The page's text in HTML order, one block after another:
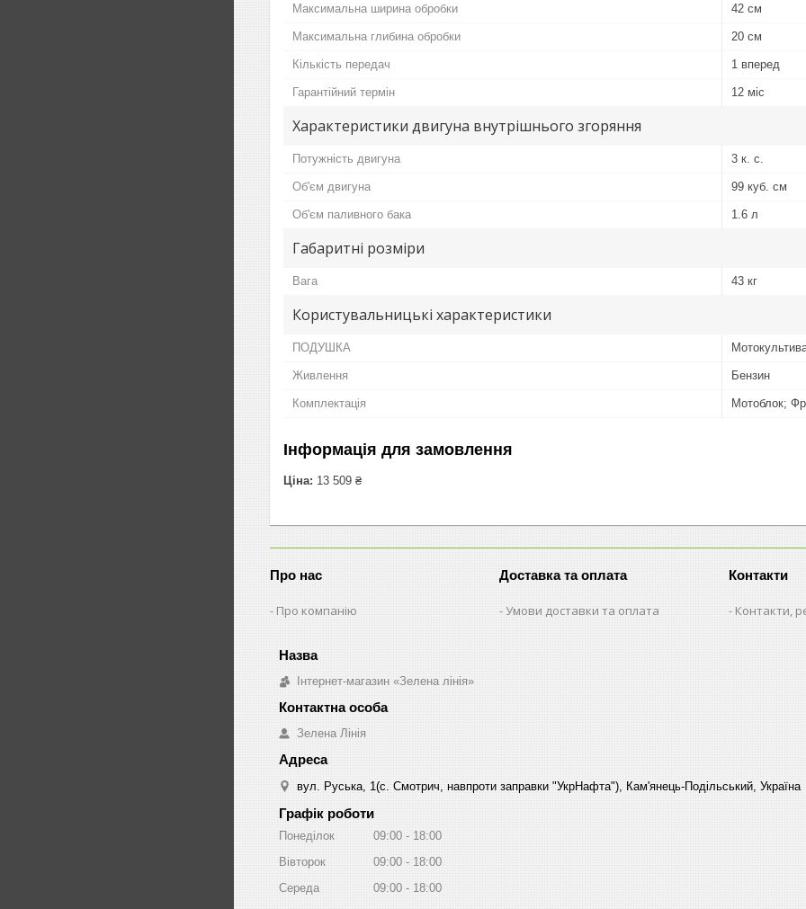
Максимальна ширина обробки 42 см
Максимальна глибина обробки 20 см
Кількість передач 1 вперед
Гарантійний термін 12 міс
Характеристики двигуна внутрішнього згоряння
Потужність двигуна 3 к. с.
Об'єм двигуна 99 куб. см
Об'єм паливного бака 1.6 л
Габаритні розміри
Вага 43 кг
Користувальницькі характеристики
ПОДУШКА
Живлення Бензин
Комплектація Мотоблок;
Інформація для замовлення
Ціна: 13 509 ₴
Про нас
Про компанію
Доставка та оплата
Умови доставки та оплата
Контакти
Контакти,
Інтернет-магазин «Зелена лінія»
Зелена Лінія
вул. Руська, 1(с. Смотрич, навпроти заправки "УкрНафта"), Кам'янець-Подільський, Україна
Графік роботи
Понеділок 09:00
18:00
Вівторок
09:00
18:00
Середа
09:00
18:00